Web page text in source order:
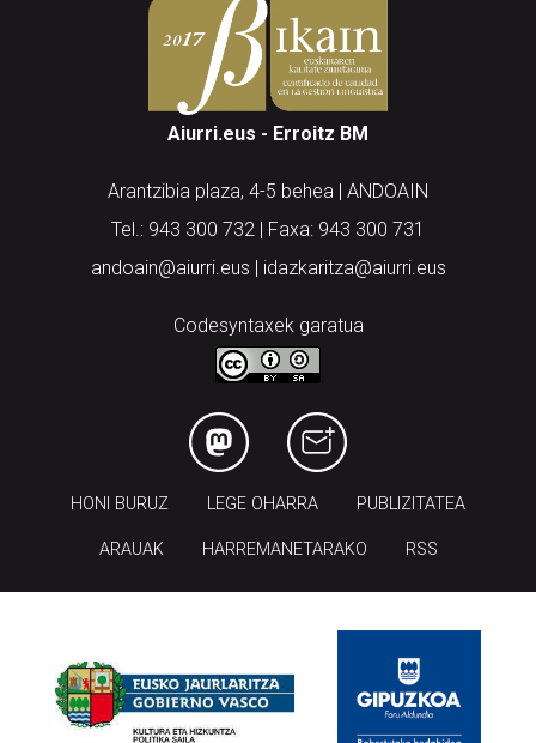
Aiurri.eus - Erroitz BM
Arantzibia plaza, 4-5 behea | ANDOAIN
Tel.: 943 300 732 | Faxa: 943 300 731
andoain@aiurri.eus | idazkaritza@aiurri.eus
Codesyntaxek garatua
HONI BURUZ LEGE OHARRA PUBLIZITATEA
ARAUAK HARREMANETARAKO RSS